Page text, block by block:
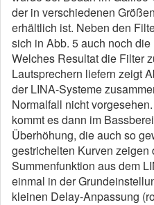
der in verschiedenen
erhältlich ist. Neben den
sich in Abb. 5 auch noch
Welches Resultat die Filter
Lautsprechern liefern zeigt
der LINA-Systeme
Normalfall nicht
kommt es dann im
Überhöhung, die auch so
gestrichelten Kurven zeigen
Summenfunktion aus dem
einmal in der
kleinen Delay-Anpassung